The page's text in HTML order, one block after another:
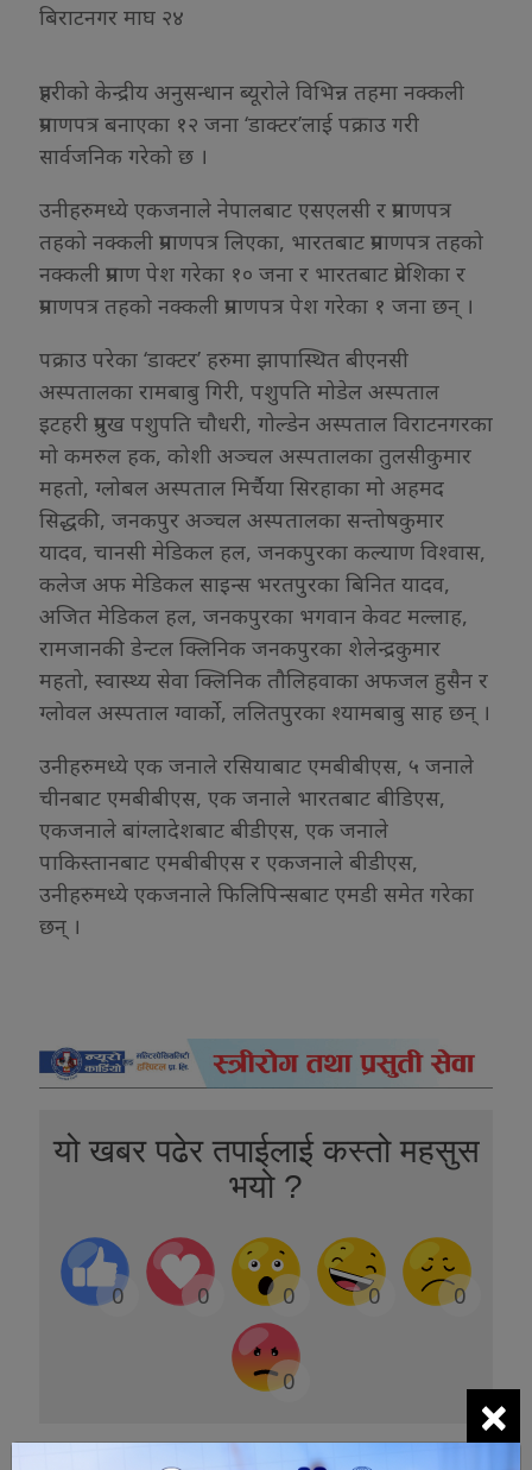
बिराटनगर माघ २४
प्रहरीको केन्द्रीय अनुसन्धान ब्यूरोले विभिन्न तहमा नक्कली
प्रमाणपत्र बनाएका १२ जना ‘डाक्टर’लाई पक्राउ गरी
सार्वजनिक गरेको छ ।
उनीहरुमध्ये एकजनाले नेपालबाट एसएलसी र प्रमाणपत्र
तहको नक्कली प्रमाणपत्र लिएका, भारतबाट प्रमाणपत्र तहको
नक्कली प्रमाण पेश गरेका १० जना र भारतबाट प्रवेशिका र
प्रमाणपत्र तहको नक्कली प्रमाणपत्र पेश गरेका १ जना छन् ।
पक्राउ परेका ‘डाक्टर’ हरुमा झापास्थित बीएनसी
अस्पतालका रामबाबु गिरी, पशुपति मोडेल अस्पताल
इटहरी प्रमुख पशुपति चौधरी, गोल्डेन अस्पताल विराटनगरका
मो कमरुल हक, कोशी अञ्चल अस्पतालका तुलसीकुमार
महतो, ग्लोबल अस्पताल मिर्चैया सिरहाका मो अहमद
सिद्धकी, जनकपुर अञ्चल अस्पतालका सन्तोषकुमार
यादव, चानसी मेडिकल हल, जनकपुरका कल्याण विश्वास,
कलेज अफ मेडिकल साइन्स भरतपुरका बिनित यादव,
अजित मेडिकल हल, जनकपुरका भगवान केवट मल्लाह,
रामजानकी डेन्टल क्लिनिक जनकपुरका शेलेन्द्रकुमार
महतो, स्वास्थ्य सेवा क्लिनिक तौलिहवाका अफजल हुसैन र
ग्लोवल अस्पताल ग्वार्को, ललितपुरका श्यामबाबु साह छन् ।
उनीहरुमध्ये एक जनाले रसियाबाट एमबीबीएस, ५ जनाले
चीनबाट एमबीबीएस, एक जनाले भारतबाट बीडिएस,
एकजनाले बांग्लादेशबाट बीडीएस, एक जनाले
पाकिस्तानबाट एमबीबीएस र एकजनाले बीडीएस,
उनीहरुमध्ये एकजनाले फिलिपिन्सबाट एमडी समेत गरेका
छन् ।
यो खबर पढेर तपाईलाई कस्तो महसुस
भयो ?
0 0 0 0 0
0 ×